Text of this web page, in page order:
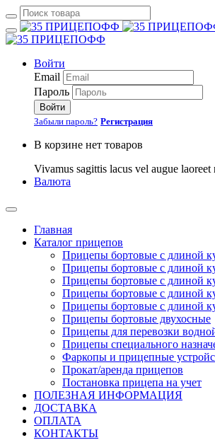
Войти
Email
Пароль
Войти
Забыли пароль? Регистрация
В корзине нет товаров
Vivamus sagittis lacus vel augue laoreet
Валюта
Главная
Каталог прицепов
Прицепы бортовые с длиной
Прицепы бортовые с длиной
Прицепы бортовые с длиной
Прицепы бортовые с длиной
Прицепы бортовые с длиной
Прицепы бортовые двухосные
Прицепы для перевозки
Прицепы специального
Фаркопы и прицепные
Прокат/аренда прицепов
Постановка прицепа на учет
ПОЛЕЗНАЯ ИНФОРМАЦИЯ
ДОСТАВКА
ОПЛАТА
КОНТАКТЫ